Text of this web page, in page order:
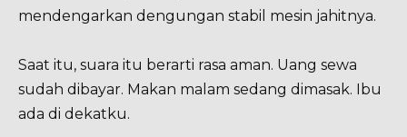
mendengarkan dengungan stabil mesin jahitnya.
Saat itu, suara itu berarti rasa aman. Uang sewa
sudah dibayar. Makan malam sedang dimasak. Ibu
ada di dekatku.